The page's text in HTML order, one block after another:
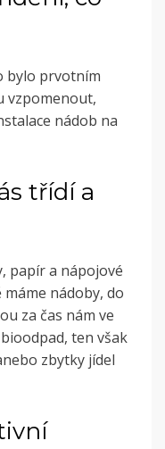
bylo prvotním
vzpomenout,
nádob na
třídí a
papír a nápojové
nádoby, do
za čas nám ve
ten však
zbytky jídel